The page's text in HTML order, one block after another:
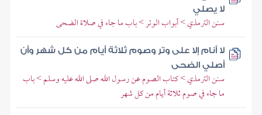
لا يصلي
سنن الترمذي > أبواب الوتر > باب ما جاء في صلاة الضحى
لا أنام إلا على وتر وصوم ثلاثة أيام من كل شهر وأن
أصلي الضحى
سنن الترمذي > كتاب الصوم عن رسول الله صلى الله عليه وسلم > باب
ما جاء في صوم ثلاثة أيام من كل شهر